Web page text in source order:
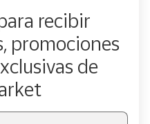
recibir
promociones
de